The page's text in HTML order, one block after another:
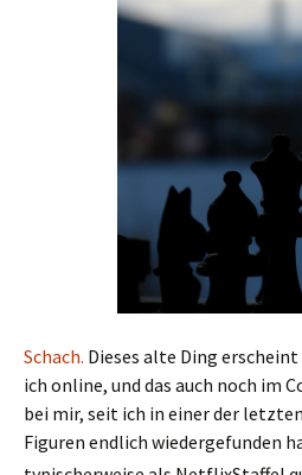
Schach. Dieses alte Ding
ich online, und das auch noch im
bei mir, seit ich in einer der
Figuren endlich wiedergefunden